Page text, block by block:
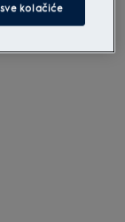
kolačiće